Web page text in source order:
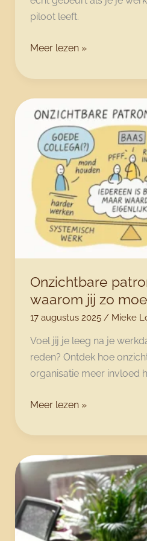
piloot leeft.
Gestrest
verveling:
dit
is
wat
een
bore-
out
met
je
doet
Meer lezen »
Onzichtbare
waarom jij zo
17 augustus 2025 / Mieke
Voel jij je leeg na je
reden? Ontdek hoe
organisatie meer invloed
Onzichtbare
op
werk:
zo
moe
thuiskomt
Meer lezen »